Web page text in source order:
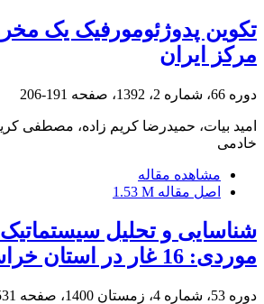
تکوین پدوژئومورفیک یک
مرکز ایران
دوره 66، شماره 2، 1392، صفحه 191-206
امید بیات، حمیدرضا کریم زاده، مصطفی
خادمی
مشاهده مقاله
اصل مقاله 1.53 M
شناسایی و تحلیل
موردی: 16 غار در استان خراسان شمالی)
دوره 53، شماره 4، زمستان 1400، صفحه 555